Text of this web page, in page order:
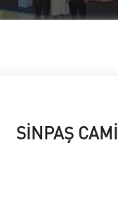
SİNPAŞ CAMİ